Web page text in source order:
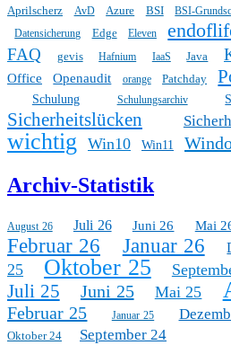
Aprilscherz AvD Azure BSI BSI-
Datensicherung
Edge Eleven
FAQ gevis Hafnium IaaS Java
Office Openaudit orange Patchday
Schulung
Schulungsarchiv
Sicherheitslücken
wichtig Win10 Win11
Archiv-Statistik
August 26 Juli 26 Juni 26 Mai
Februar 26 Januar 26
25
Oktober 25
Juli 25 Juni 25 Mai 25
Februar 25 Januar 25
Oktober 24 September 24